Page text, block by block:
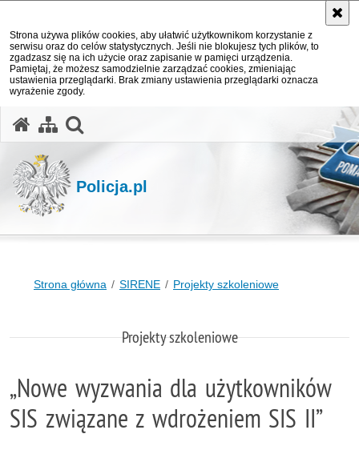
Strona używa plików cookies, aby ułatwić użytkownikom korzystanie z
serwisu oraz do celów statystycznych. Jeśli nie blokujesz tych plików, to
zgadzasz się na ich użycie oraz zapisanie w pamięci urządzenia.
Pamiętaj, że możesz samodzielnie zarządzać cookies, zmieniając
ustawienia przeglądarki. Brak zmiany ustawienia przeglądarki oznacza
wyrażenie zgody.
Policja.pl
Strona główna SIRENE Projekty szkoleniowe
Projekty szkoleniowe
„Nowe wyzwania dla użytkowników
SIS związane z wdrożeniem SIS II”